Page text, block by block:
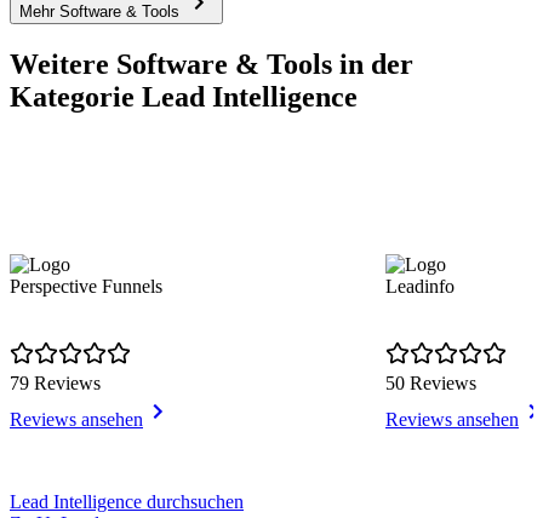
Mehr Software & Tools
Weitere Software & Tools in der
Kategorie Lead Intelligence
Perspective Funnels
79 Reviews
Reviews ansehen
Leadinfo
50 Reviews
Reviews ansehen
Item
Lead Intelligence durchsuchen